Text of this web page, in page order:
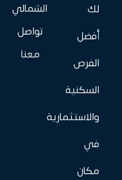
لك
أفضل
الفرص
السكنية
والاستثمارية
في
مكان
الشمالي
تواصل
معنا